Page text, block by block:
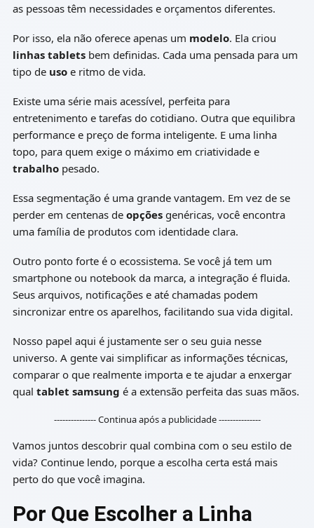
as pessoas têm necessidades e orçamentos diferentes.
Por isso, ela não oferece apenas um modelo. Ela criou
linhas tabletsbem definidas. Cada uma pensada para um
tipo de usoe ritmo de vida.
Existe uma série mais acessível, perfeita para
entretenimento e tarefas do cotidiano. Outra que equilibra
performance e preço de forma inteligente. E uma linha
topo, para quem exige o máximo em criatividade e
trabalhopesado.
Essa segmentação é uma grande vantagem. Em vez de se
perder em centenas de opçõesgenéricas, você encontra
uma família de produtos com identidade clara.
Outro ponto forte é o ecossistema. Se você já tem um
smartphone ou notebook da marca, a integração é fluida.
Seus arquivos, notificações e até chamadas podem
sincronizar entre os aparelhos, facilitando sua vida digital.
Nosso papel aqui é justamente ser o seu guia nesse
universo. A gente vai simplificar as informações técnicas,
comparar o que realmente importa e te ajudar a enxergar
qual tablet samsung é a extensão perfeita das suas mãos.
--------------- Continua após a publicidade ---------------
Vamos juntos descobrir qual combina com o seu estilo de
vida? Continue lendo, porque a escolha certa está mais
perto do que você imagina.
Por Que Escolher a Linha